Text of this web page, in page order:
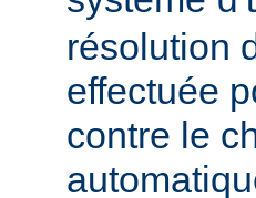
résolution
effectuée
contre le